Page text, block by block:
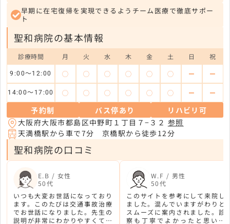
早期に在宅復帰を実現できるようチーム医療で徹底サポー
ト
聖和病院の基本情報
診療時間 月 火 水 木 金 土 日 祝
9:00～12:00 ◯ ◯ ◯ ◯ ◯ ◯ ー ー
14:00～17:00 ◯ ◯ ◯ ◯ ◯ ◯ ー ー
予約制 バス停あり
リハビリ可
大阪府大阪市都島区中野町１丁目７−３２ 参照
天満橋駅から車で7分 京橋駅から徒歩12分
聖和病院の口コミ
E.B / 女性
50代
いつも大変お世話になっており
ます。このたびは交通事故治療
でお世話になりました。先生の
説明が非常にわかりやすくて安
W.F / 男性
50代
このサイトを参考にして来院し
ました。混んでいますがわりと
スムーズに案内されました。診
察も丁寧でよかったと思いま